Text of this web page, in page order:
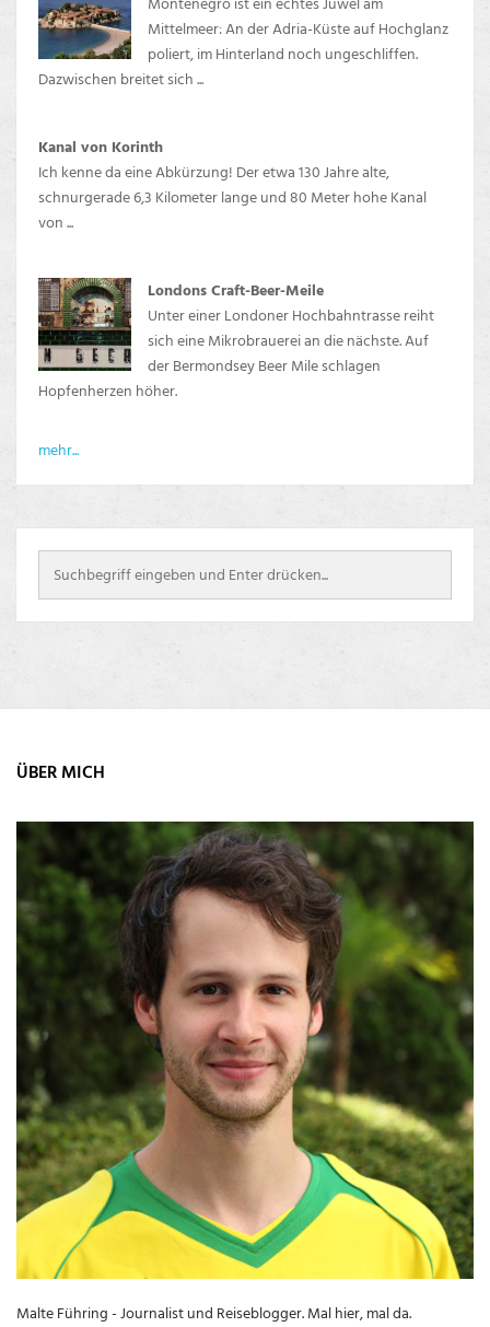
Mittelmeer: An der Adria-Küste auf Hochglanz
poliert, im Hinterland noch ungeschliffen.
Dazwischen breitet sich ...
Kanal von Korinth
Ich kenne da eine Abkürzung! Der etwa 130 Jahre alte,
schnurgerade 6,3 Kilometer lange und 80 Meter hohe Kanal
von ...
Londons Craft-Beer-Meile
Unter einer Londoner Hochbahntrasse reiht
sich eine Mikrobrauerei an die nächste. Auf
der Bermondsey Beer Mile schlagen
Hopfenherzen höher.
mehr...
ÜBER MICH
Malte Führing - Journalist und Reiseblogger. Mal hier, mal da.